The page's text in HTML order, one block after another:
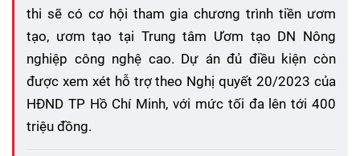
thi sẽ có cơ hội tham gia chương trình tiền ươm
tạo, ươm tạo tại Trung tâm Ươm tạo DN Nông
nghiệp công nghệ cao. Dự án đủ điều kiện còn
được xem xét hỗ trợ theo Nghị quyết 20/2023 của
HĐND TP Hồ Chí Minh, với mức tối đa lên tới 400
triệu đồng.